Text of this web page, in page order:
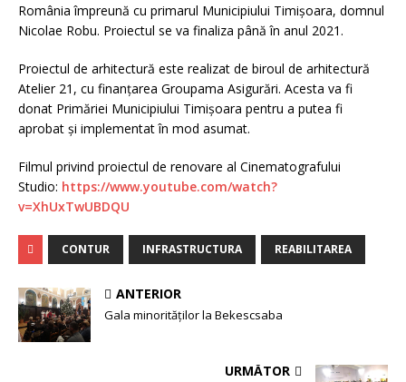
România împreună cu primarul Municipiului Timișoara, domnul
Nicolae Robu. Proiectul se va finaliza până în anul 2021.
Proiectul de arhitectură este realizat de biroul de arhitectură
Atelier 21, cu finanțarea Groupama Asigurări. Acesta va fi
donat Primăriei Municipiului Timișoara pentru a putea fi
aprobat și implementat în mod asumat.
Filmul privind proiectul de renovare al Cinematografului
Studio: https://www.youtube.com/watch?
v=XhUxTwUBDQU
CONTUR INFRASTRUCTURA REABILITAREA
ANTERIOR
Gala minorităţilor la Bekescsaba
URMĂTOR